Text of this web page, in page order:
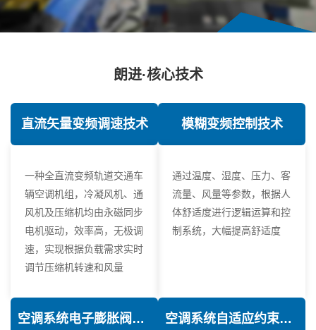
朗进·核心技术
直流矢量变频调速技术
一种全直流变频轨道交通车
辆空调机组，冷凝风机、通
风机及压缩机均由永磁同步
电机驱动，效率高，无极调
速，实现根据负载需求实时
调节压缩机转速和风量
模糊变频控制技术
通过温度、湿度、压力、客
流量、风量等参数，根据人
体舒适度进行逻辑运算和控
制系统，大幅提高舒适度
空调系统电子膨胀阀热力学优化技术 空调系统自适应约束控制技术